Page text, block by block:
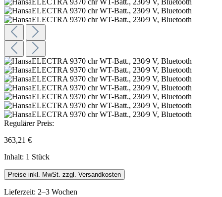
Regulärer Preis:
363,21 €
Inhalt: 1 Stück
Preise inkl. MwSt. zzgl. Versandkosten
Lieferzeit: 2–3 Wochen